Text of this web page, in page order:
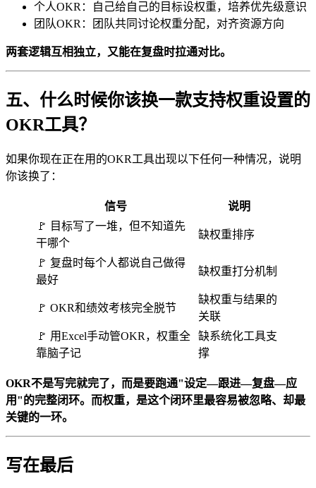
个人OKR：自己给自己的目标设权重，培养优先级意识
团队OKR：团队共同讨论权重分配，对齐资源方向
两套逻辑互相独立，又能在复盘时拉通对比。
五、什么时候你该换一款支持权重设置的
OKR工具？
如果你现在正在用的OKR工具出现以下任何一种情况，说明
你该换了：
信号
说明
🚩 目标写了一堆，但不知道先
干哪个
缺权重排序
🚩 复盘时每个人都说自己做得
最好
缺权重打分机制
🚩 OKR和绩效考核完全脱节
缺权重与结果的
关联
🚩 用Excel手动管OKR，权重全
靠脑子记
缺系统化工具支
撑
OKR不是写完就完了，而是要跑通"设定—跟进—复盘—应
用"的完整闭环。而权重，是这个闭环里最容易被忽略、却最
关键的一环。
写在最后